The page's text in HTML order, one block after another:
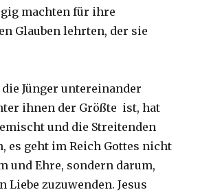
machten für ihre
Glauben lehrten, der sie
Jünger untereinander
ihnen der Größte ist, hat
und die Streitenden
es geht im Reich Gottes nicht
und Ehre, sondern darum,
Liebe zuzuwenden. Jesus